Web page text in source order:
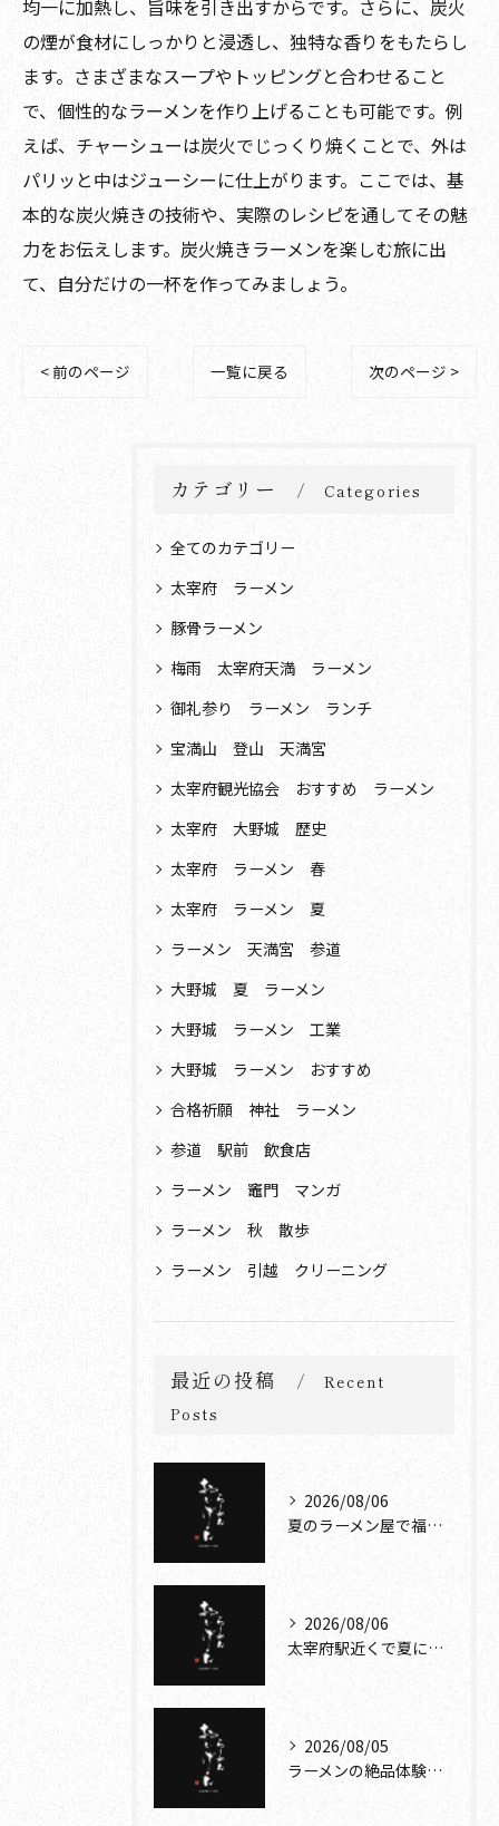
均一に加熱し、旨味を引き出すからです。さらに、炭火
の煙が食材にしっかりと浸透し、独特な香りをもたらし
ます。さまざまなスープやトッピングと合わせること
で、個性的なラーメンを作り上げることも可能です。例
えば、チャーシューは炭火でじっくり焼くことで、外は
パリッと中はジューシーに仕上がります。ここでは、基
本的な炭火焼きの技術や、実際のレシピを通してその魅
力をお伝えします。炭火焼きラーメンを楽しむ旅に出
て、自分だけの一杯を作ってみましょう。
< 前のページ 一覧に戻る 次のページ >
カテゴリー Categories
全てのカテゴリー
太宰府 ラーメン
豚骨ラーメン
梅雨 太宰府天満 ラーメン
御礼参り ラーメン ランチ
宝満山 登山 天満宮
太宰府観光協会 おすすめ ラーメン
太宰府 大野城 歴史
太宰府 ラーメン 春
太宰府 ラーメン 夏
ラーメン 天満宮 参道
大野城 夏 ラーメン
大野城 ラーメン 工業
大野城 ラーメン おすすめ
合格祈願 神社 ラーメン
参道 駅前 飲食店
ラーメン 竈門 マンガ
ラーメン 秋 散歩
ラーメン 引越 クリーニング
最近の投稿
Recent
Posts
2026/08/06
夏のラーメン屋で福岡県大野城市のさっぱり系や話題性を楽しむ選び方ガイド
2026/08/06
太宰府駅近くで夏に味わう太宰府ラーメンと特製スープ徹底ガイド
2026/08/05
ラーメンの絶品体験を太宰府駅から天満宮参道で堪能する方法